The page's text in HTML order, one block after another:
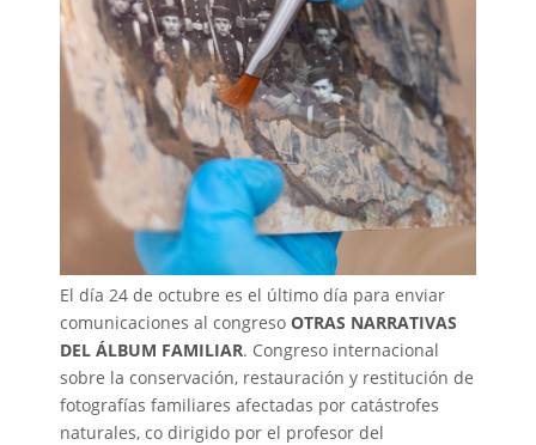
El día 24 de octubre es el último día para enviar
comunicaciones al congreso OTRAS NARRATIVAS
DEL ÁLBUM FAMILIAR. Congreso internacional
sobre la conservación, restauración y restitución de
fotografías familiares afectadas por catástrofes
naturales, co dirigido por el profesor del